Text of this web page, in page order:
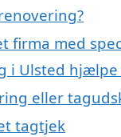
firma med
i Ulsted hjælpe
eller
tagtjek